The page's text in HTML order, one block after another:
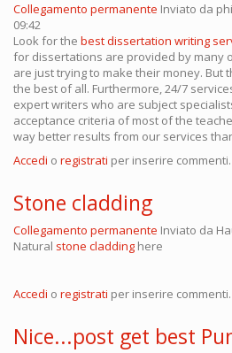
Collegamento permanente Inviato da
09:42
Look for the best dissertation writing
for dissertations are provided by many
are just trying to make their money. But
the best of all. Furthermore, 24/7
expert writers who are subject
acceptance criteria of most of the
way better results from our services
Accedi o registrati per inserire commenti.
Stone cladding
Collegamento permanente Inviato da
Natural stone cladding here
Accedi o registrati per inserire commenti.
Nice...post get best